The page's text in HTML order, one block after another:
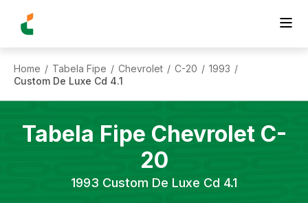
Home / Tabela Fipe / Chevrolet / C-20 / 1993 /
Custom De Luxe Cd 4.1
Tabela Fipe Chevrolet C-
20
1993 Custom De Luxe Cd 4.1